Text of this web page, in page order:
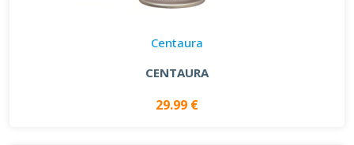
Centaura
CENTAURA
29.99 €